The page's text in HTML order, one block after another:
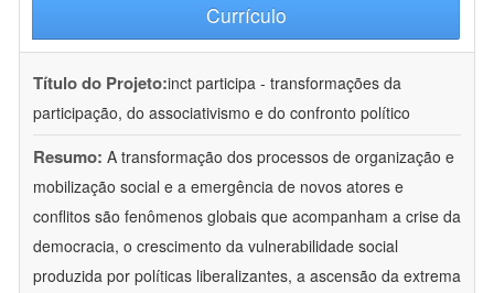
Currículo
Título do Projeto:inct participa - transformações da
participação, do associativismo e do confronto político
Resumo: A transformação dos processos de organização e
mobilização social e a emergência de novos atores e
conflitos são fenômenos globais que acompanham a crise da
democracia, o crescimento da vulnerabilidade social
produzida por políticas liberalizantes, a ascensão da extrema